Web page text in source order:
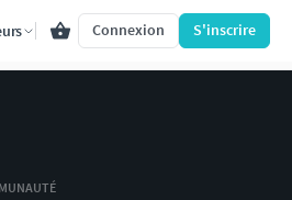
Connexion S'inscrire